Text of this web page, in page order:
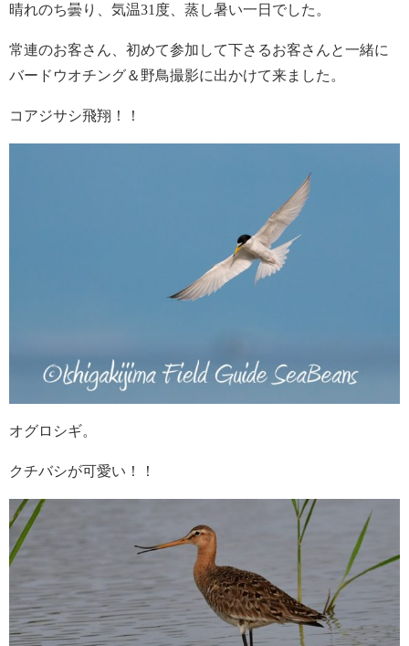
晴れのち曇り、気温31度、蒸し暑い一日でした。
常連のお客さん、初めて参加して下さるお客さんと一緒に
バードウオチング＆野鳥撮影に出かけて来ました。
コアジサシ飛翔！！
オグロシギ。
クチバシが可愛い！！